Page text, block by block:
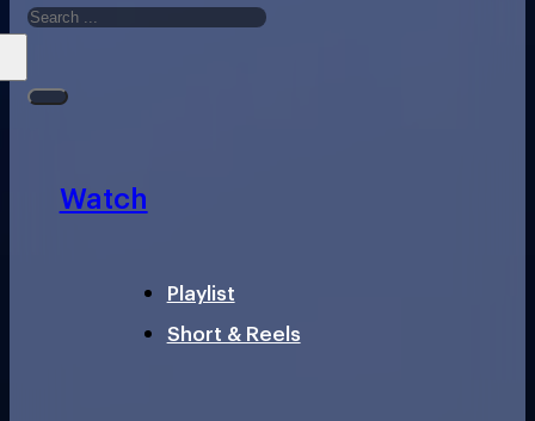
Watch
Playlist
Short & Reels